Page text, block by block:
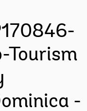
Tourism
-